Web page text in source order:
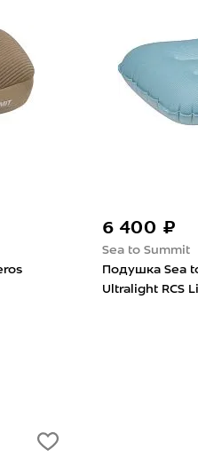
6 400 ₽
Sea to Summit
Подушка Sea
Ultralight RCS